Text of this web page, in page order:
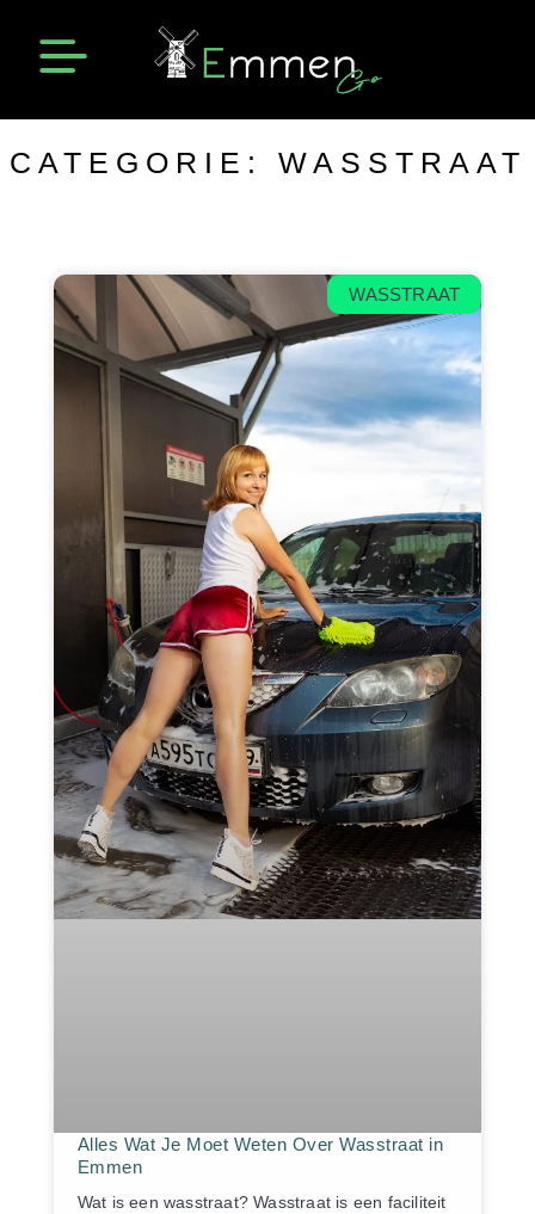
CATEGORIE: WASSTRAAT
WASSTRAAT
Alles Wat Je Moet Weten Over Wasstraat in
Emmen
Wat is een wasstraat? Wasstraat is een faciliteit